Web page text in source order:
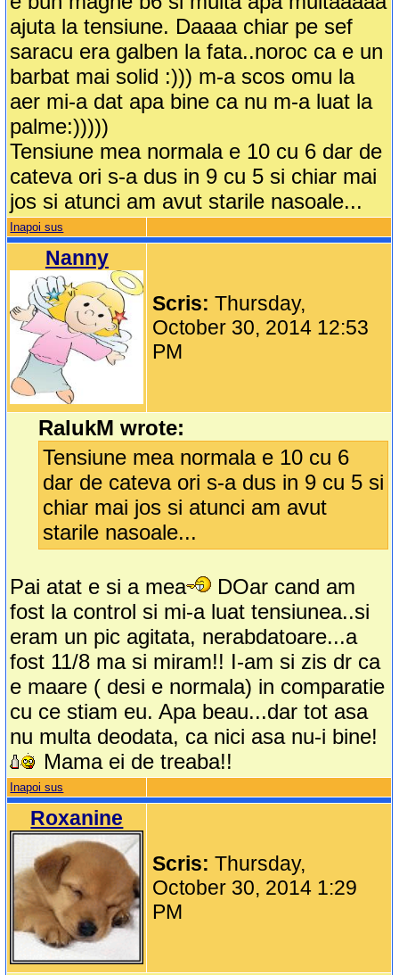
ajuta la tensiune. Daaaa chiar pe sef
saracu era galben la fata..noroc ca e un
barbat mai solid :))) m-a scos omu la
aer mi-a dat apa bine ca nu m-a luat la
palme:)))))
Tensiune mea normala e 10 cu 6 dar de
cateva ori s-a dus in 9 cu 5 si chiar mai
jos si atunci am avut starile nasoale...
Inapoi sus
Nanny
Scris:Thursday,
October 30, 2014 12:53
PM
RalukM wrote:
Tensiune mea normala e 10 cu 6
dar de cateva ori s-a dus in 9 cu 5 si
chiar mai jos si atunci am avut
starile nasoale...
Pai atat e si a mea
DOar cand am
fost la control si mi-a luat tensiunea..si
eram un pic agitata, nerabdatoare...a
fost 11/8 ma si miram!! I-am si zis dr ca
e maare ( desi e normala) in comparatie
cu ce stiam eu. Apa beau...dar tot asa
nu multa deodata, ca nici asa nu-i bine!
Mama ei de treaba!!
Inapoi sus
Roxanine
Scris:Thursday,
October 30, 2014 1:29
PM